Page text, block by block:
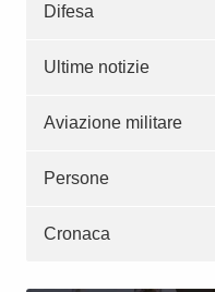
Difesa
Ultime notizie
Aviazione militare
Persone
Cronaca